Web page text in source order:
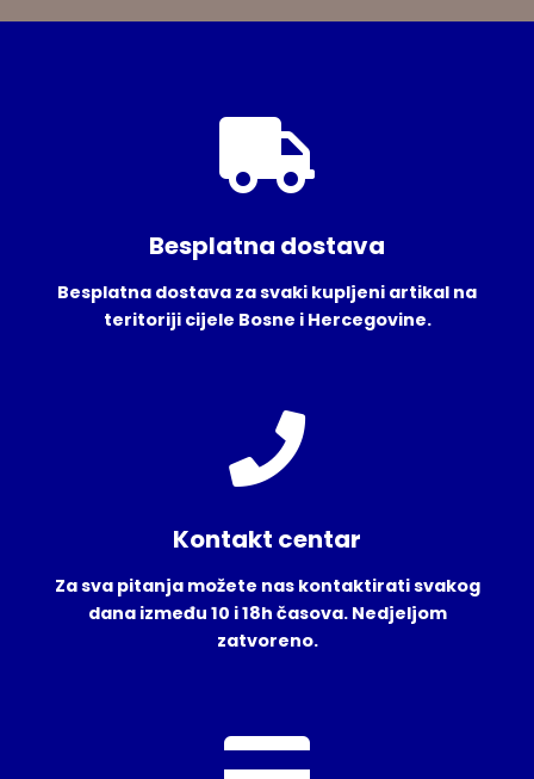
Besplatna dostava
Besplatna dostava za svaki kupljeni artikal na
teritoriji cijele Bosne i Hercegovine.
Kontakt centar
Za sva pitanja možete nas kontaktirati svakog
dana između 10 i 18h časova. Nedjeljom
zatvoreno.